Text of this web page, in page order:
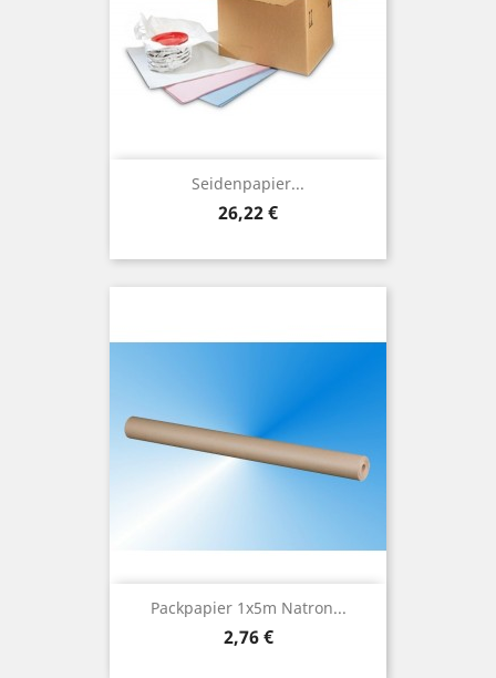
Seidenpapier...
Preis
26,22 €
Packpapier 1x5m Natron...
Preis
2,76 €